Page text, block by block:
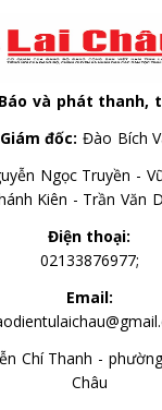
và phát thanh,
Giám đốc: Đào Bích
Ngọc Truyền -
Kiên - Trần Văn
Điện thoại:
02133876977;
Email:
Chí Thanh -
Châu